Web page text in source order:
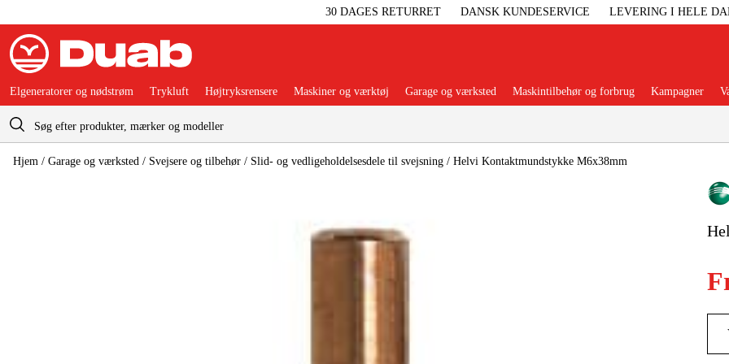
30 DAGES RETURRET DANSK KUNDESERVICE LEVERING I HELE
Indkøbskurv Populære kategorier
Elgeneratorer og nødstrøm Trykluft Højtryksrensere Maskiner og værktøj Garage og værksted Maskintilbehør og forbrug Kampagner
Hjem / Garage og værksted / Svejsere og tilbehør / Slid- og vedligeholdelsesdele til svejsning / Helvi Kontaktmundstykke M6x38mm